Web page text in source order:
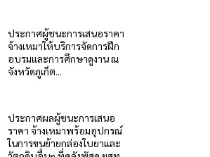
ประกาศผู้ชนะการเสนอราคา
จ้างเหมาให้บริการจัดการฝึก
อบรมและการศึกษาดูงาน ณ
จังหวัดภูเก็ต...
ประกาศผลผู้ชนะการเสนอ
ราคา จ้างเหมาพร้อมอุปกรณ์
ในการขนย้ายกล่องใบยาและ